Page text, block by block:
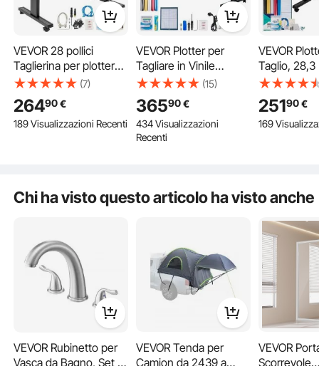
Alta Efficienza
Con grande avanzamento della carta e larghezza di taglio, offre un'elevata
precisione di taglio e precisione di alimentazione della carta. Sono dotati di
VEVOR 28 pollici
Taglierina per plotter
da vinile base
macchina da taglio
vinile con plotter da
supporto Creazione di
(7)
26490€
189 Visualizzazioni Recenti
VEVOR Plotter per
Tagliare in Vinile
Semiautomatico,
Modello KH-1350A
1350 mm Potenza 95
W Taglierina per Plotter
Vinile Signmaster per
(15)
36590€
434 Visualizzazioni
Recenti
VEVOR
Taglio, 28,3
Velocità di
800 mm 16
per
con
25190€
169
Chi ha visto questo articolo ha visto anche
VEVOR Rubinetto per
Vasca da Bagno, Set di
VEVOR Tenda per
Camion da 2439 a
VEVOR
Scorrevole